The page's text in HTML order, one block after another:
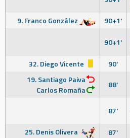
9. Franco González
90+1'
90+1'
32. Diego Vicente
90'
19. Santiago Paiva
Carlos Romaña
88'
87'
25. Denis Olivera
87'